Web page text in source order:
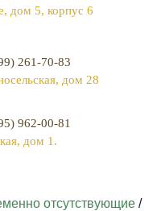
дом 5, корпус 6
261-70-83
дом 28
962-00-81
дом 1.
отсутствующие /